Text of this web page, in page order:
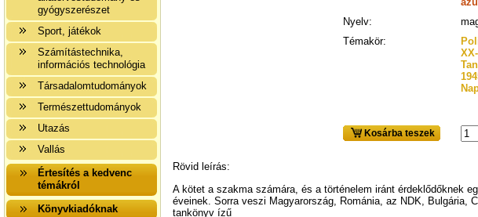
gyógyszerészet
Sport, játékok
Számítástechnika,
információs technológia
Társadalomtudományok
Természettudományok
Utazás
Vallás
Értesítés a kedvenc
témákról
Könyvkiadóknak
Nyelv:
Témakör:
Kosárba teszek
Rövid leírás:
A kötet a szakma számára, és a történelem iránt érdeklődőknek
éveinek. Sorra veszi Magyarország, Románia, az NDK, Bulgária,
tankönyv ízű